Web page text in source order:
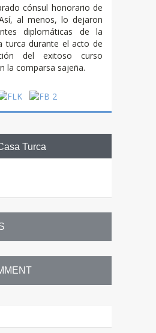
cónsul honorario de
al menos, lo dejaron
diplomáticas de la
turca durante el acto de
del exitoso curso
la comparsa sajeña.
Turca